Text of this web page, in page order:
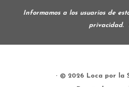
Informamos a los usuarios de
privacidad.
· © 2026 Loca por la